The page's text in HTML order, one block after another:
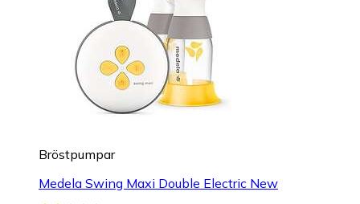
Bröstpumpar
Medela Swing Maxi Double Electric New